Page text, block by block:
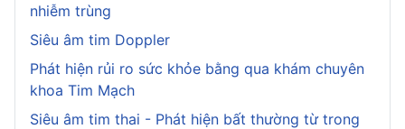
nhiễm trùng
Siêu âm tim Doppler
Phát hiện rủi ro sức khỏe bằng qua khám chuyên
khoa Tim Mạch
Siêu âm tim thai - Phát hiện bất thường từ trong